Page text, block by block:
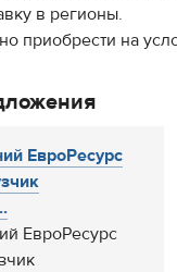
в регионы.
приобрести на
ЕвроРесурс
ЕвроРесурс